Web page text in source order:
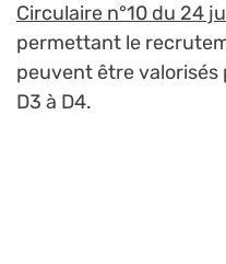
Circulaire n°10 du 24
permettant le
peuvent être valorisés
D3 à D4.